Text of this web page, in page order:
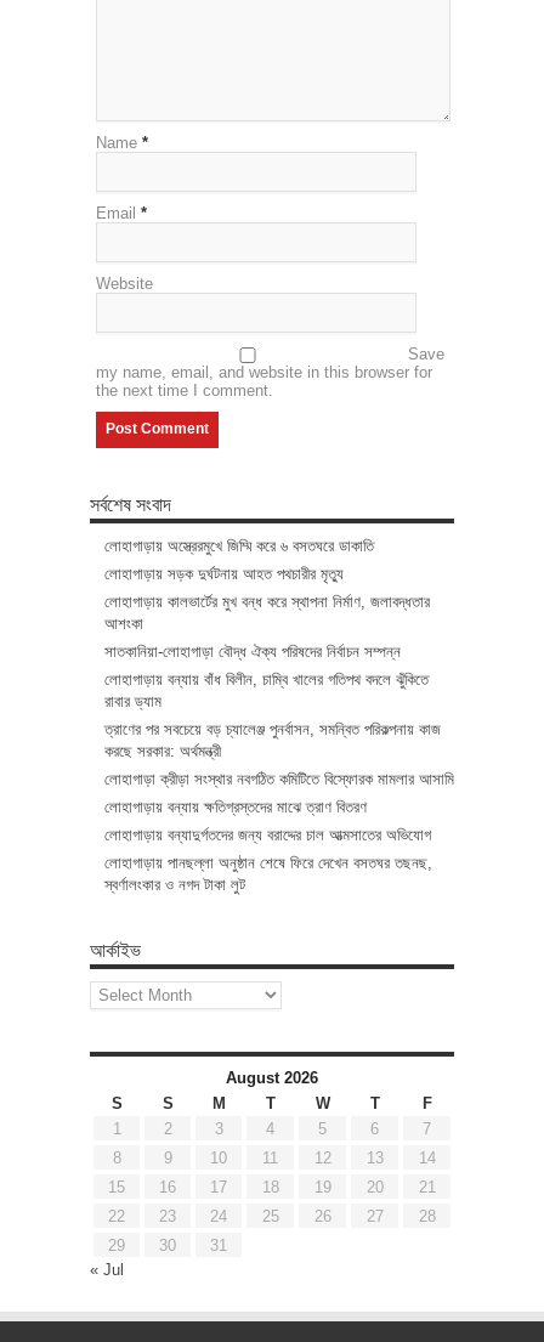
Name *
Email *
Website
Save
my name, email, and website in this browser for
the next time I comment.
সর্বশেষ সংবাদ
লোহাগাড়ায় অস্ত্রেরমুখে জিম্মি করে ৬ বসতঘরে ডাকাতি
লোহাগাড়ায় সড়ক দুর্ঘটনায় আহত পথচারীর মৃত্যু
লোহাগাড়ায় কালভার্টের মুখ বন্ধ করে স্থাপনা নির্মাণ, জলাবদ্ধতার
আশংকা
সাতকানিয়া-লোহাগাড়া বৌদ্ধ ঐক্য পরিষদের নির্বাচন সম্পন্ন
লোহাগাড়ায় বন্যায় বাঁধ বিলীন, চাম্বি খালের গতিপথ বদলে ঝুঁকিতে
রাবার ড্যাম
ত্রাণের পর সবচেয়ে বড় চ্যালেঞ্জ পুনর্বাসন, সমন্বিত পরিকল্পনায় কাজ
করছে সরকার: অর্থমন্ত্রী
লোহাগাড়া ক্রীড়া সংস্থার নবগঠিত কমিটিতে বিস্ফোরক মামলার আসামি
লোহাগাড়ায় বন্যায় ক্ষতিগ্রস্তদের মাঝে ত্রাণ বিতরণ
লোহাগাড়ায় বন্যাদুর্গতদের জন্য বরাদ্দের চাল আত্মসাতের অভিযোগ
লোহাগাড়ায় পানছল্লা অনুষ্ঠান শেষে ফিরে দেখেন বসতঘর তছনছ,
স্বর্ণালংকার ও নগদ টাকা লুট
আর্কাইভ
আর্কাইভ
August 2026
S
S M T W T
F
1
2 3 4 5 6
7
8
9 10 11 12 13
14
15
16 17 18 19 20
21
22
23 24 25 26 27
28
29
30
31
« Jul